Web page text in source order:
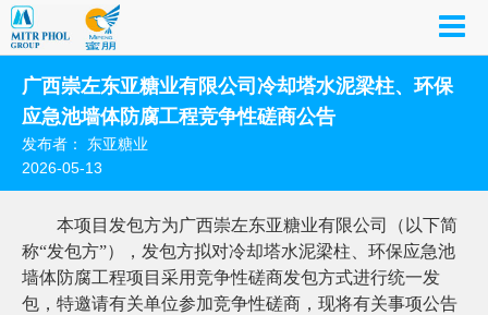
广西崇左东亚糖业有限公司冷却塔水泥梁柱、环保
应急池墙体防腐工程竞争性磋商公告
发布者： 东亚糖业
2026-05-13
本项目发包方为广西崇左东亚糖业有限公司（以下简
称“发包方”），发包方拟对冷却塔水泥梁柱、环保应急池
墙体防腐工程项目采用竞争性磋商发包方式进行统一发
包，特邀请有关单位参加竞争性磋商，现将有关事项公告